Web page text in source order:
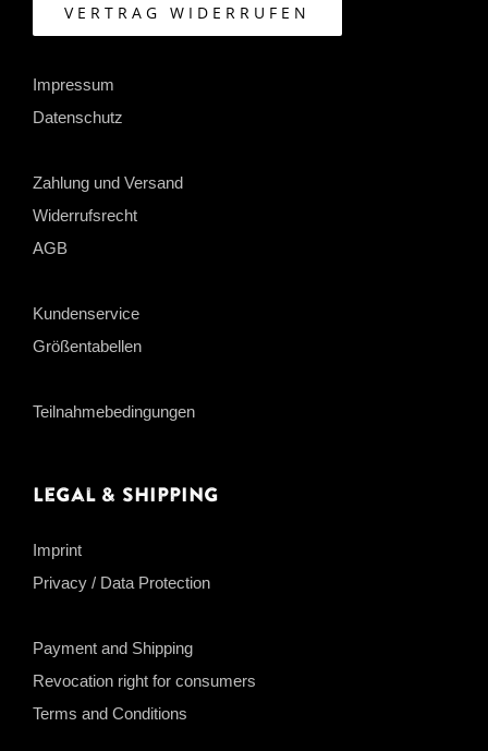
VERTRAG WIDERRUFEN
Impressum
Datenschutz
Zahlung und Versand
Widerrufsrecht
AGB
Kundenservice
Größentabellen
Teilnahmebedingungen
Legal & Shipping
Imprint
Privacy / Data Protection
Payment and Shipping
Revocation right for consumers
Terms and Conditions